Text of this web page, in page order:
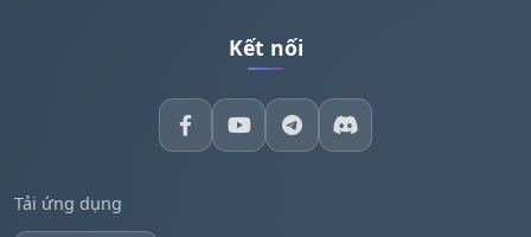
Kết nối
Tải ứng dụng